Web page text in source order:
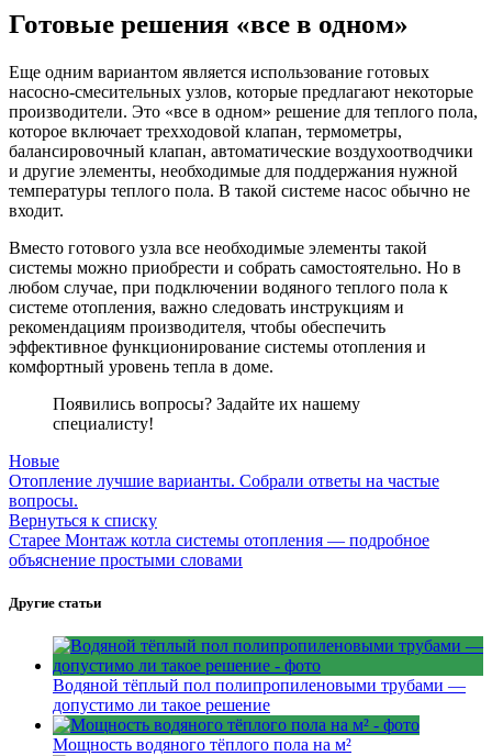
Готовые решения «все в одном»
Еще одним вариантом является использование готовых
насосно-смесительных узлов, которые предлагают некоторые
производители. Это «все в одном» решение для теплого пола,
которое включает трехходовой клапан, термометры,
балансировочный клапан, автоматические воздухоотводчики
и другие элементы, необходимые для поддержания нужной
температуры теплого пола. В такой системе насос обычно не
входит.
Вместо готового узла все необходимые элементы такой
системы можно приобрести и собрать самостоятельно. Но в
любом случае, при подключении водяного теплого пола к
системе отопления, важно следовать инструкциям и
рекомендациям производителя, чтобы обеспечить
эффективное функционирование системы отопления и
комфортный уровень тепла в доме.
Появились вопросы? Задайте их нашему
специалисту!
Новые
Отопление лучшие варианты. Собрали ответы на частые
вопросы.
Вернуться к списку
Старее Монтаж котла системы отопления — подробное
объяснение простыми словами
Другие статьи
Водяной тёплый пол полипропиленовыми трубами —
допустимо ли такое решение
Мощность водяного тёплого пола на м²